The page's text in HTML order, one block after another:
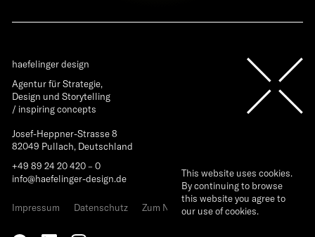
haefelinger design
Agentur für Strategie,
Design und Storytelling
/ inspiring concepts
Josef-Heppner-Strasse 8
82049 Pullach, Deutschland
+49 89 24 20 420 – 0
info@haefelinger-design.de
Impressum Datenschutz Zum Newsletter anmelden
This website uses cookies.
By continuing to browse
this website you agree to
our use of cookies.